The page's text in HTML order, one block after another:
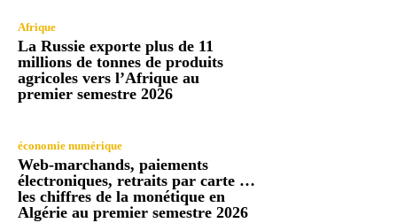
Afrique
La Russie exporte plus de 11
millions de tonnes de produits
agricoles vers l’Afrique au
premier semestre 2026
économie numérique
Web-marchands, paiements
électroniques, retraits par carte …
les chiffres de la monétique en
Algérie au premier semestre 2026